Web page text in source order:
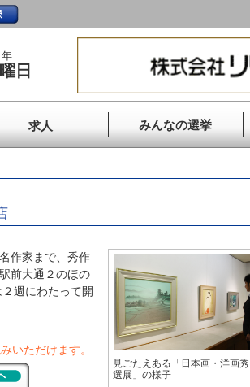
日
求人 みんなの選挙
作家まで、秀作
前大通２のほの
週にわたって開
いただけます。
見ごたえある「日本画・洋画秀
選展」の様子